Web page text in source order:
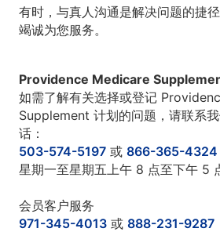
有时，与真人沟通是解决问题的捷
竭诚为您服务。
Providence Medicare
如需了解有关选择或登记
Supplement 计划的问题，请联系
话：
503-574-5197 或 866-365-4324
星期一至星期五上午 8 点至下午 5
会员客户服务
971-345-4013 或 888-231-9287